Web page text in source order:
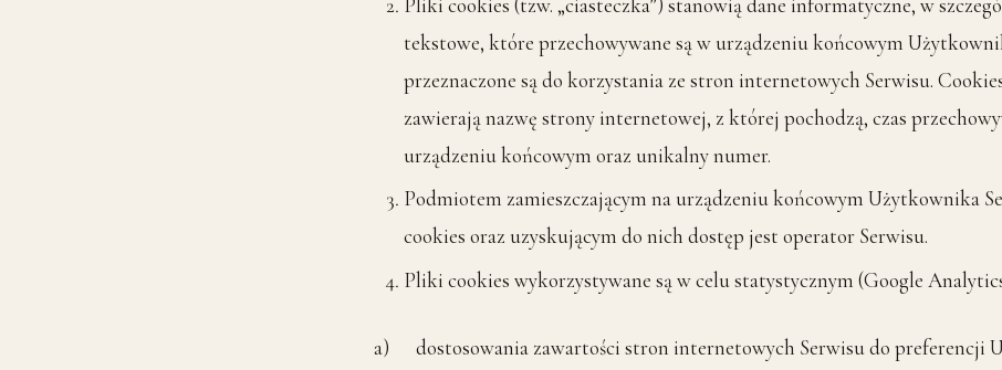
Pliki cookies (tzw. „ciasteczka”) stanowią dane informatyczne, w
tekstowe, które przechowywane są w urządzeniu końcowym
przeznaczone są do korzystania ze stron internetowych Serwisu.
zawierają nazwę strony internetowej, z której pochodzą, czas
urządzeniu końcowym oraz unikalny numer.
Podmiotem zamieszczającym na urządzeniu końcowym Użytkownika
cookies oraz uzyskującym do nich dostęp jest operator Serwisu.
Pliki cookies wykorzystywane są w celu statystycznym (Google
a) dostosowania zawartości stron internetowych Serwisu do preferencji